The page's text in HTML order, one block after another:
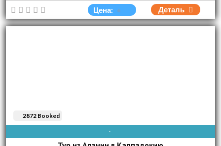
Цена: Деталь
AVAIBLE EVERY DAY
2872 Booked